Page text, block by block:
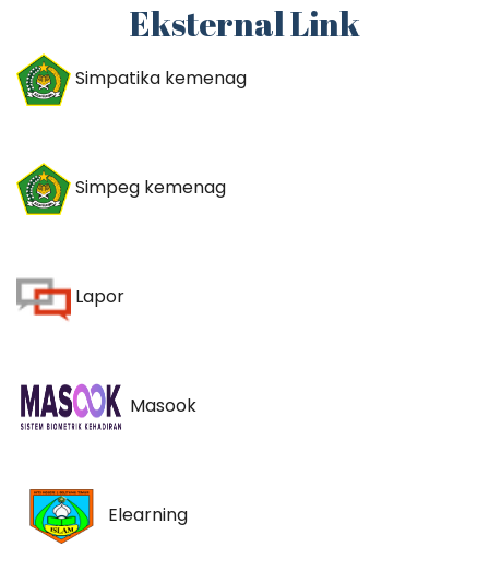
Eksternal Link
Simpatika kemenag
Simpeg kemenag
Lapor
Masook
Elearning